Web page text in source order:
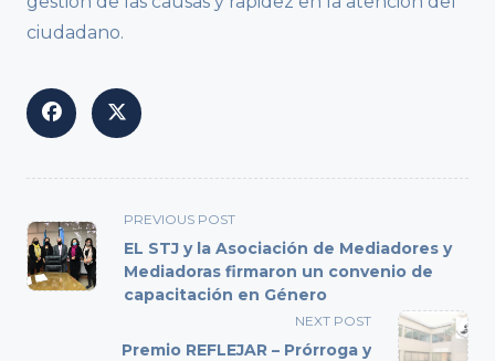
ciudadano.
<span
class="nav-
subtitle
screen-
text">Page</span>
PREVIOUS POST
EL STJ y la Asociación de Mediadores y
Mediadoras firmaron un convenio de
capacitación en Género
NEXT POST
Premio REFLEJAR – Prórroga y